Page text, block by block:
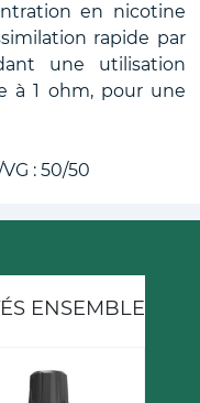
en nicotine
rapide par
une utilisation
à 1 ohm, pour une
: 50/50
ENSEMBLE